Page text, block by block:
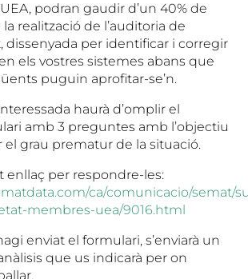
podran gaudir d’un 40% de
realització de l’auditoria de
dissenyada per identificar i corregir
els vostres sistemes abans que
puguin aprofitar-se’n.
haurà d’omplir el
amb 3 preguntes amb l’objectiu
grau prematur de la situació.
enllaç per respondre-les:
ca/comunicacio/semat/
membres-uea/9016.html
enviat el formulari, s’enviarà un
que us indicarà per on